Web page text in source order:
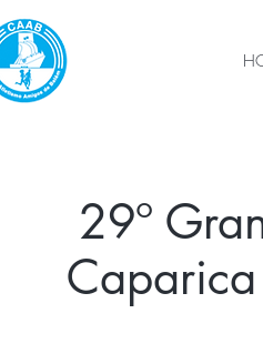
29º
Caparica